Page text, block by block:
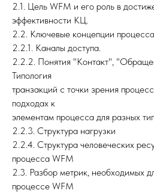
2.1. Цель WFM и его роль в
эффективности КЦ.
2.2. Ключевые концепции
2.2.1. Каналы доступа.
2.2.2. Понятия "Контакт",
Типология
транзакций с точки зрения
подходах к
элементам процесса для разных
2.2.3. Структура нагрузки
2.2.4. Структура человеческих
процесса WFM
2.3. Разбор метрик, необходимых
процессе WFM